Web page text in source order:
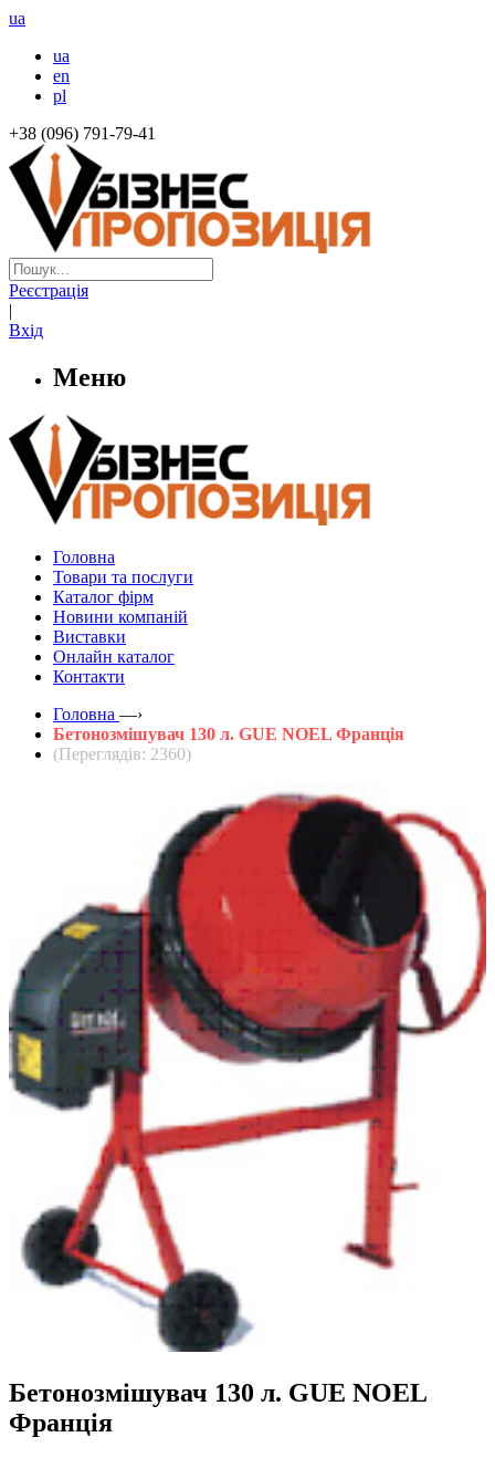
ua
ua
en
pl
+38 (096) 791-79-41
Реєстрація
|
Вхід
Меню
Головна
Товари та послуги
Каталог фірм
Новини компаній
Виставки
Онлайн каталог
Контакти
Головна —›
Бетонозмішувач 130 л. GUE NOEL Франція
(Переглядів: 2360)
Бетонозмішувач 130 л. GUE NOEL
Франція